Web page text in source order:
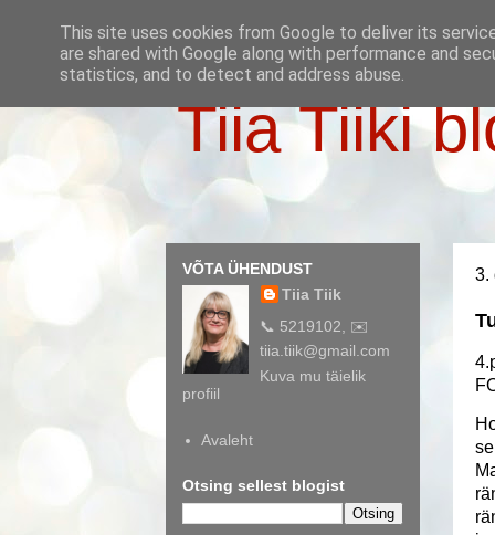
Tiia Tiiki
3.
VÕTA ÜHENDUST
Tiia Tiik
📞 5219102, ✉️
tiia.tiik@gmail.com
Kuva mu täielik
profiil
Avaleht
Otsing sellest blogist
This site uses cookies from Google to deliver its
are shared with Google along with performance and
statistics, and to detect and address abuse.